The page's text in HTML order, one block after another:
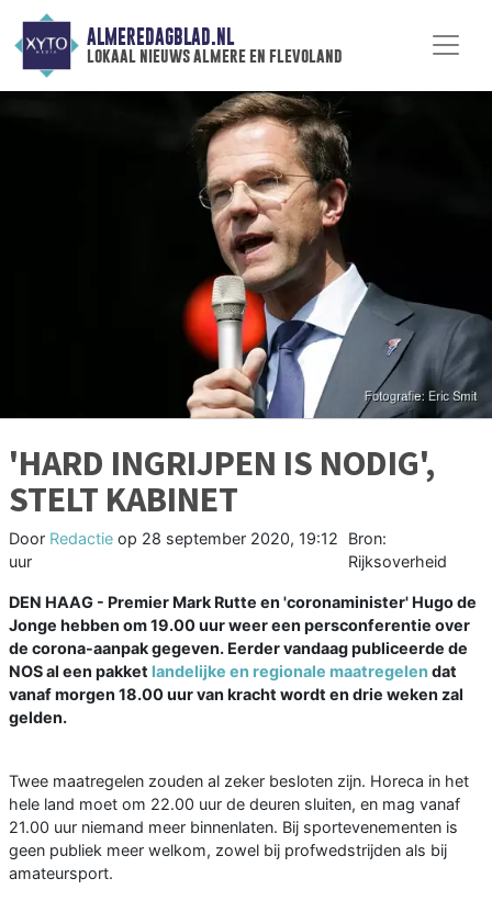
ALMEREDAGBLAD.NL
lokaal nieuws almere en flevoland
'HARD INGRIJPEN IS NODIG',
STELT KABINET
Door Redactie op 28 september 2020, 19:12
uur
Bron:
Rijksoverheid
DEN HAAG - Premier Mark Rutte en 'coronaminister' Hugo de
Jonge hebben om 19.00 uur weer een persconferentie over
de corona-aanpak gegeven. Eerder vandaag publiceerde de
NOS al een pakket landelijke en regionale maatregelen dat
vanaf morgen 18.00 uur van kracht wordt en drie weken zal
gelden.
Twee maatregelen zouden al zeker besloten zijn. Horeca in het
hele land moet om 22.00 uur de deuren sluiten, en mag vanaf
21.00 uur niemand meer binnenlaten. Bij sportevenementen is
geen publiek meer welkom, zowel bij profwedstrijden als bij
amateursport.